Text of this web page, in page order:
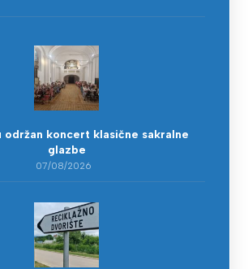
održan koncert klasične sakralne
glazbe
07/08/2026